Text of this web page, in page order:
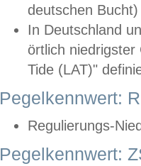
deutschen
In Deutschland
örtlich
Tide (LAT)"
Pegelkennwert:
Regulierungs-
Pegelkennwert: